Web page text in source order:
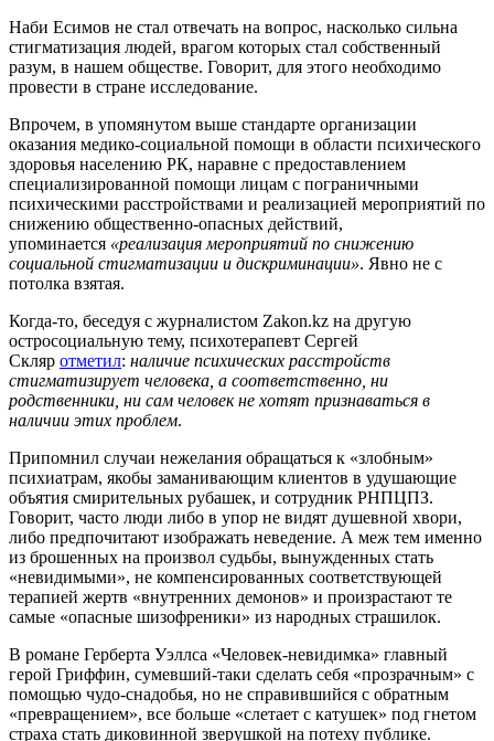
Наби Есимов не стал отвечать на вопрос, насколько сильна
стигматизация людей, врагом которых стал собственный
разум, в нашем обществе. Говорит, для этого необходимо
провести в стране исследование.
Впрочем, в упомянутом выше стандарте организации
оказания медико-социальной помощи в области психического
здоровья населению РК, наравне с предоставлением
специализированной помощи лицам с пограничными
психическими расстройствами и реализацией мероприятий по
снижению общественно-опасных действий,
упоминается «реализация мероприятий по снижению
социальной стигматизации и дискриминации». Явно не с
потолка взятая.
Когда-то, беседуя с журналистом Zakon.kz на другую
остросоциальную тему, психотерапевт Сергей
Скляр отметил: наличие психических расстройств
стигматизирует человека, а соответственно, ни
родственники, ни сам человек не хотят признаваться в
наличии этих проблем.
Припомнил случаи нежелания обращаться к «злобным»
психиатрам, якобы заманивающим клиентов в удушающие
объятия смирительных рубашек, и сотрудник РНПЦПЗ.
Говорит, часто люди либо в упор не видят душевной хвори,
либо предпочитают изображать неведение. А меж тем именно
из брошенных на произвол судьбы, вынужденных стать
«невидимыми», не компенсированных соответствующей
терапией жертв «внутренних демонов» и произрастают те
самые «опасные шизофреники» из народных страшилок.
В романе Герберта Уэллса «Человек-невидимка» главный
герой Гриффин, сумевший-таки сделать себя «прозрачным» с
помощью чудо-снадобья, но не справившийся с обратным
«превращением», все больше «слетает с катушек» под гнетом
страха стать диковинной зверушкой на потеху публике.